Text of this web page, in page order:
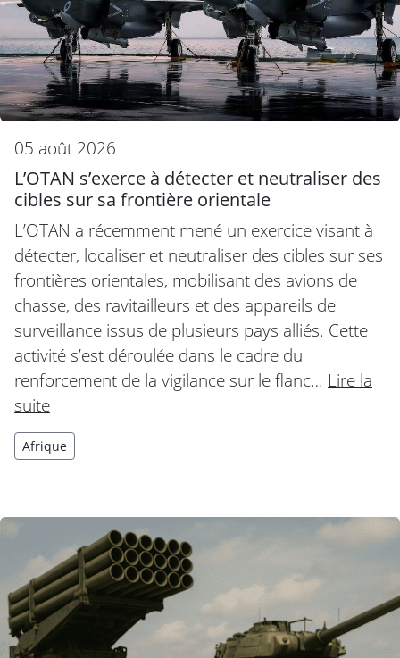
05 août 2026
L’OTAN s’exerce à détecter et neutraliser des
cibles sur sa frontière orientale
L’OTAN a récemment mené un exercice visant à
détecter, localiser et neutraliser des cibles sur ses
frontières orientales, mobilisant des avions de
chasse, des ravitailleurs et des appareils de
surveillance issus de plusieurs pays alliés. Cette
activité s’est déroulée dans le cadre du
renforcement de la vigilance sur le flanc… Lire la
suite
Afrique